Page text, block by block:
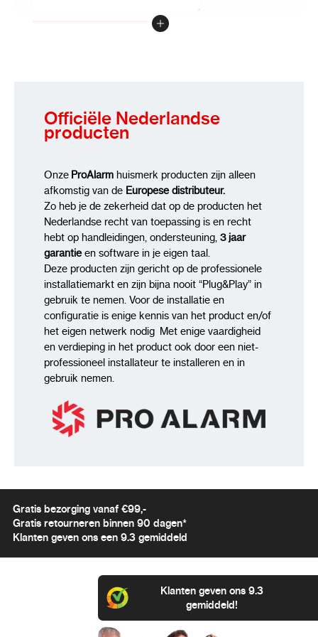
Ouders & verzorgers – Houd toezicht op wat er
thuis gebeurt als je er niet bent.
misbruik.
Recorder?
Deze geheime voice recorder is super
eenvoudig te gebruiken:
1. Sluit de oplader aan op uw smartphone –
Werkt als een normale smartphone-oplader
2. Voice Activation start automatisch – Begint
met opnemen zodra geluid wordt gedetecteerd
3. Opladen en opnemen tegelijk – Je telefoon
wordt opgeladen terwijl opnames worden
vastgelegd
4. Eenvoudige bestandsoverdracht – Verwijder
de USB en bekijk de opnames direct op je PC
Geen batterijen nodig, geen lampjes, geen
Technische Specificaties van de Voice Recorder
Smartphone Charger USR-500
Opnamekwaliteit: 64 kbps, WAV-formaat voor
haarscherp geluid
Opslagcapaciteit: 16GB, goed voor 576 uur
Ingebouwde accu: Tot 14 dagen continue
opnemen, 150 dagen stand-by
Officiële Nederlandse
producten
Onze ProAlarm huismerk producten zijn alleen
afkomstig van de Europese distributeur.
Zo heb je de zekerheid dat op de producten het
Nederlandse recht van toepassing is en recht
hebt op handleidingen, ondersteuning, 3 jaar
garantieen software in je eigen taal.
Deze producten zijn gericht op de professionele
installatiemarkt en zijn bijna nooit “Plug&Play” in
gebruik te nemen. Voor de installatie en
configuratie is enige kennis van het product en/of
het eigen netwerk nodig Met enige vaardigheid
en verdieping in het product ook door een niet-
professioneel installateur te installeren en in
gebruik nemen.
Gratis bezorging vanaf €99,-
Gratis retourneren binnen 90 dagen*
Klanten geven ons een 9.3 gemiddeld
Klanten geven ons 9.3
gemiddeld!